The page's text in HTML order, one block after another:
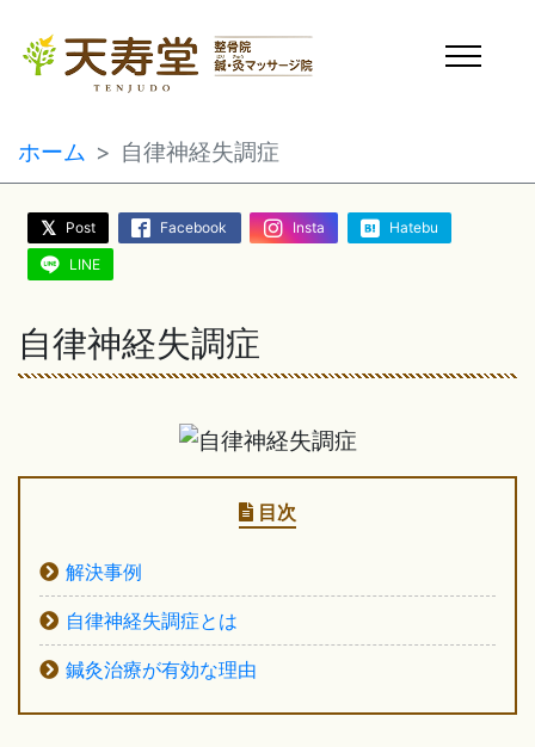
ホーム 自律神経失調症
Post Facebook Insta Hatebu
LINE
自律神経失調症
目次
解決事例
自律神経失調症とは
鍼灸治療が有効な理由